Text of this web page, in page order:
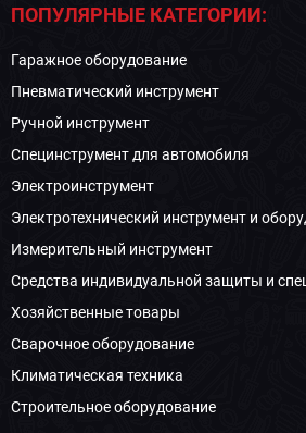
ПОПУЛЯРНЫЕ КАТЕГОРИИ:
Гаражное оборудование
Пневматический инструмент
Ручной инструмент
Специнструмент для автомобиля
Электроинструмент
Электротехнический инструмент и
Измерительный инструмент
Средства индивидуальной защиты и
Хозяйственные товары
Сварочное оборудование
Климатическая техника
Строительное оборудование